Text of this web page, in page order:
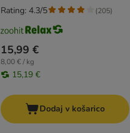
15,99 €
8,00 € / kg
15,19 €
Rating: 4.3/5 (205)
Dodaj v košarico